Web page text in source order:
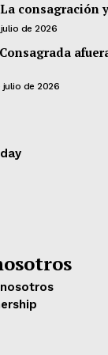
consagración
julio de 2026
julio de 2026